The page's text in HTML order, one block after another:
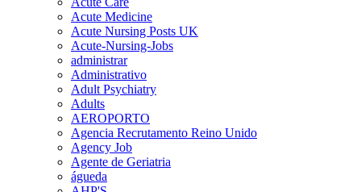
Acute Medicine
Acute Nursing Posts UK
Acute-Nursing-Jobs
administrar
Administrativo
Adult Psychiatry
Adults
AEROPORTO
Agencia Recrutamento Reino Unido
Agency Job
Agente de Geriatria
águeda